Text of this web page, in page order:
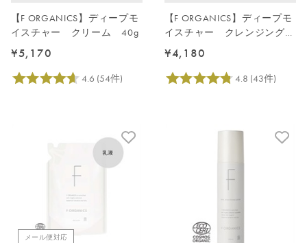
【F ORGANICS】ディープモ
イスチャー クリーム 40g
¥5,170
【F ORGANICS】ディープモ
イスチャー クレンジングク
リーム 150g
¥4,180
メール便対応